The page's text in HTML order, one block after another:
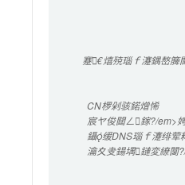
蹇€熺殑瑙ｆ瀽鍝嶅簲
CN椤剁骇鍩熷悕
宸ヤ俊閮ㄥ鎵?/em>
鑷缓DNS瑙ｆ瀽绯荤
瀹夊叏鍚堣鏈変繚闅